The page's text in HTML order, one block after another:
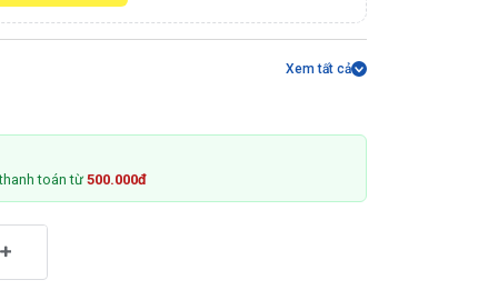
Xem tất cả
toán từ 500.000đ